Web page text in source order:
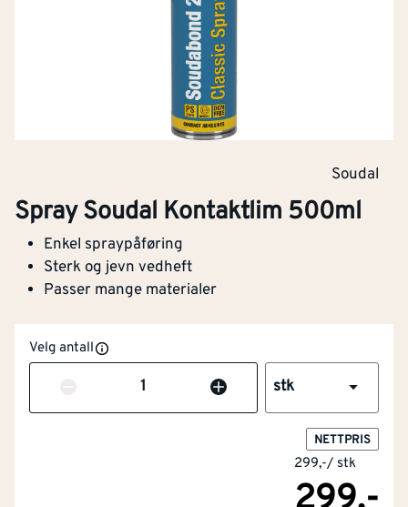
Soudal
Spray Soudal Kontaktlim 500ml
Enkel spraypåføring
Sterk og jevn vedheft
Passer mange materialer
Velg antall
Antall stk
NETTPRIS
299,-/ stk